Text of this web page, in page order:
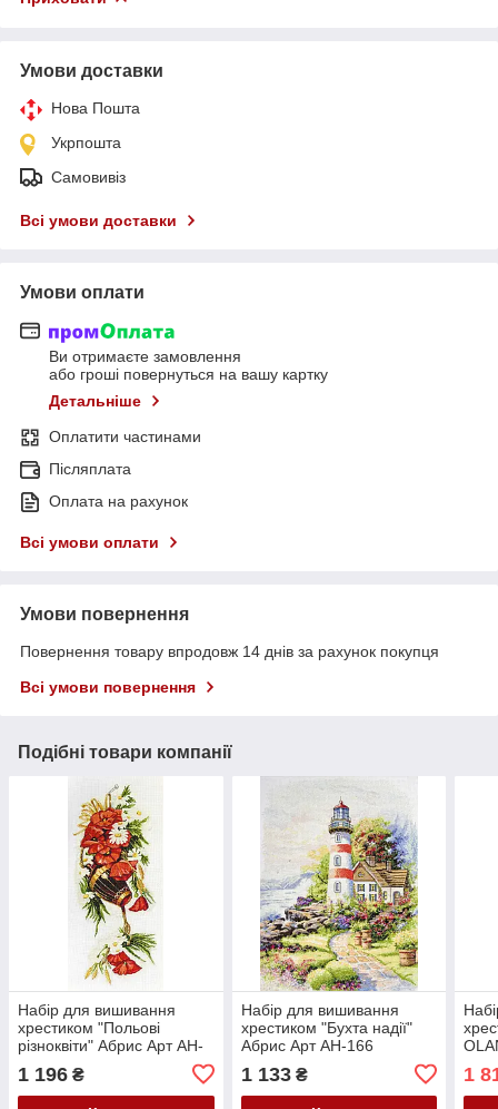
Умови доставки
Нова Пошта
Укрпошта
Самовивіз
Всі умови доставки
Умови оплати
Ви отримаєте замовлення
або гроші повернуться на вашу картку
Детальніше
Оплатити частинами
Післяплата
Оплата на рахунок
Всі умови оплати
Умови повернення
Повернення товару впродовж 14 днів за рахунок покупця
Всі умови повернення
Подібні товари компанії
Набір для вишивання
хрестиком "Польові
різноквіти" Абрис Арт AH-
1 196 ₴
Набір для вишивання
хрестиком "Бухта надії"
Абрис Арт AH-166
1 133₴ 1